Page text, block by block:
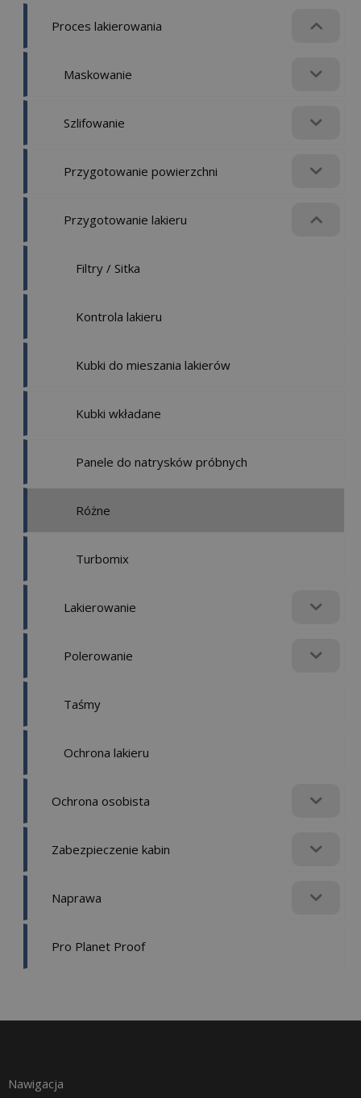
Proces lakierowania
Maskowanie
Szlifowanie
Przygotowanie powierzchni
Przygotowanie lakieru
Filtry / Sitka
Kontrola lakieru
Kubki do mieszania lakierów
Kubki wkładane
Panele do natrysków próbnych
Różne
Turbomix
Lakierowanie
Polerowanie
Taśmy
Ochrona lakieru
Ochrona osobista
Zabezpieczenie kabin
Naprawa
Pro Planet Proof
Nawigacja